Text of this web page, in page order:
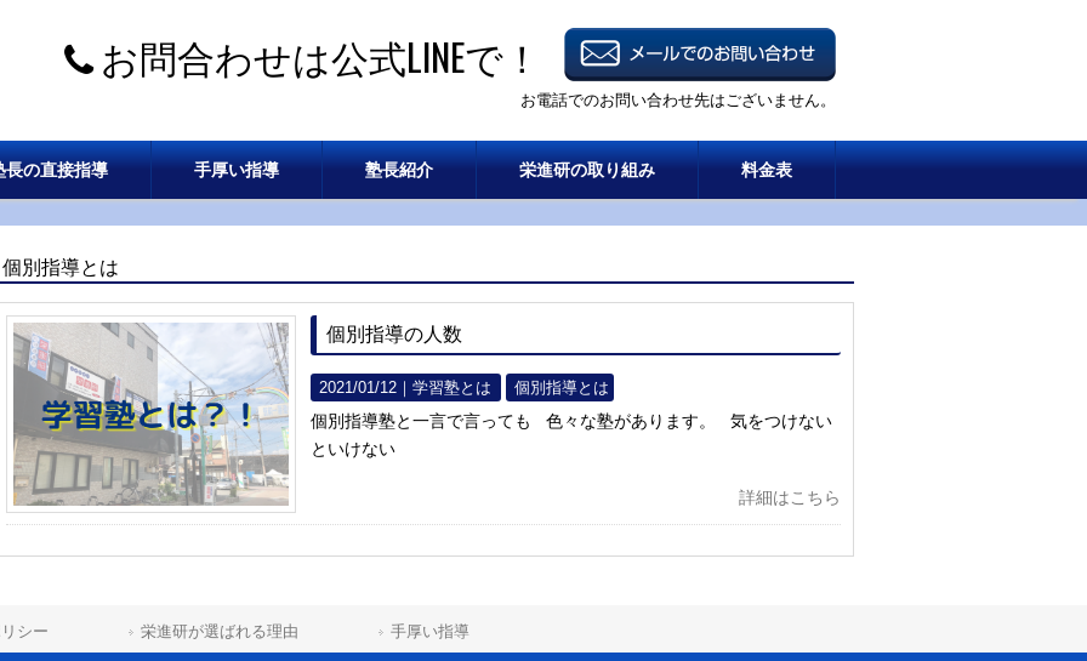
お問合わせは公式LINEで！
お電話でのお問い合わせ先はございません。
長の直接指導 手厚い指導 塾長紹介 栄進研の取り組み 料金表
個別指導とは
個別指導の人数
2021/01/12｜学習塾とは 個別指導とは
個別指導塾と一言で言っても 色々な塾があります。 気をつけない
といけない
詳細はこちら
シー 栄進研が選ばれる理由 手厚い指導